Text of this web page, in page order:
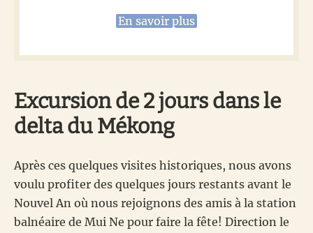
En savoir plus
Excursion de 2 jours dans le
delta du Mékong
Après ces quelques visites historiques, nous avons
voulu profiter des quelques jours restants avant le
Nouvel An où nous rejoignons des amis à la station
balnéaire de Mui Ne pour faire la fête! Direction le